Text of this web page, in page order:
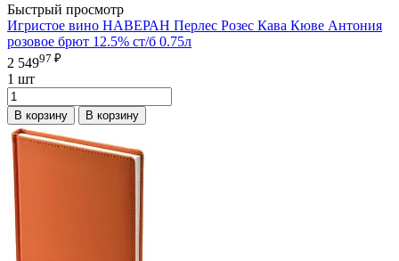
Быстрый просмотр
Игристое вино НАВЕРАН Перлес Розес Кава Кюве Антония
розовое брют 12.5% ст/б 0.75л
2 54997 ₽
1 шт
В корзину В корзину